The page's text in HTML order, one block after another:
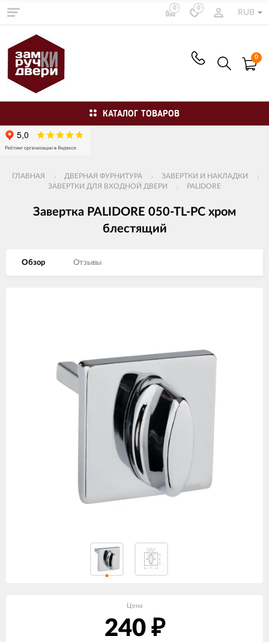
0 0
RUB
0
КАТАЛОГ ТОВАРОВ
ГЛАВНАЯ ДВЕРНАЯ ФУРНИТУРА
ЗАВЕРТКИ И НАКЛАДКИ
ЗАВЕРТКИ ДЛЯ ВХОДНОЙ ДВЕРИ
PALIDORE
Завертка PALIDORE 050-TL-PC хром
блестящий
Обзор Отзывы
Цена
240 ₽